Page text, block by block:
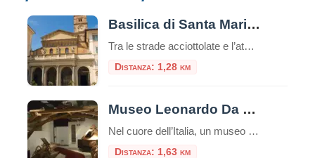
Basilica di Santa Maria in Trastevere
Tra le strade acciottolate e l’atmosfera bohémienne del quartiere Trastevere, sorge una delle più antiche e affascinanti chiese di Roma: la Basilica di Santa Maria in Trastevere. Un luogo che unisce spiritualità, storia e bellezza artistica in un unico colpo d’occhio. Un’antichità che affascina Secondo la tradizione, la basilica fu fondata nel III secolo d.C. […]
Distanza: 1,28 km
Museo Leonardo Da Vinci Experience
Nel cuore dell’Italia, un museo straordinario invita i visitatori a intraprendere un viaggio affascinante attraverso la mente di uno dei più grandi geni della storia: Leonardo da Vinci. Il Museo Leonardo Da Vinci Experience non è semplicemente un museo tradizionale, ma un’esperienza interattiva che permette di toccare con mano l’eredità del maestro del Rinascimento. Un […]
Distanza: 1,63 km